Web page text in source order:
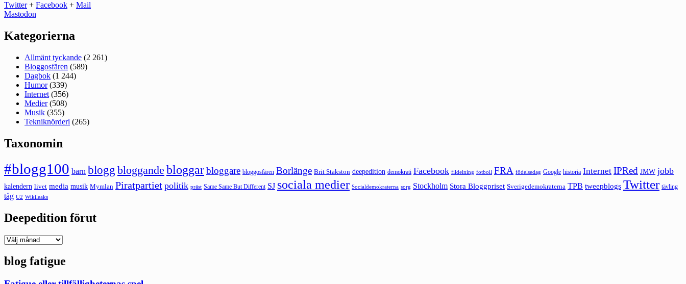
Twitter+ Facebook + Mail
Mastodon
Kategorierna
Allmänt tyckande (2 261)
Bloggosfären (589)
Dagbok (1 244)
Humor(339)
Internet (356)
Medier(508)
Musik (355)
Tekniknörderi (265)
Taxonomin
#blogg100 barn blogg bloggande bloggarbloggare bloggosfären Borlänge Brit Stakston deepedition demokrati Facebook fildelning fotboll FRA födelsedag Google historia Internet IPRed JMW jobb
kalendern livet media musik Mymlan Piratpartiet politik präst Same Same But Different SJ sociala medier Socialdemokraterna sorg Stockholm Stora Bloggpriset Sverigedemokraterna TPB tweepblogs Twitter tävling
tåg U2 Wikileaks
Deepedition förut
Deepedition
blog fatigue